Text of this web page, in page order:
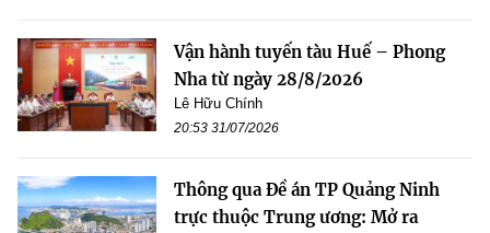
Vận hành tuyến tàu Huế – Phong
Nha từ ngày 28/8/2026
Lê Hữu Chính
20:53 31/07/2026
Thông qua Đề án TP Quảng Ninh
trực thuộc Trung ương: Mở ra